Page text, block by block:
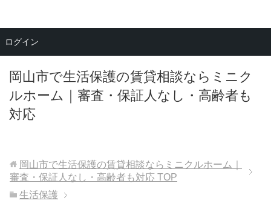
岡山市で生活保護の賃貸相談ならミニク
ルホーム｜審査・保証人なし・高齢者も
対応
メニュー
岡山市で生活保護の賃貸相談ならミニクルホーム｜
審査・保証人なし・高齢者も対応 TOP
生活保護
ログイン